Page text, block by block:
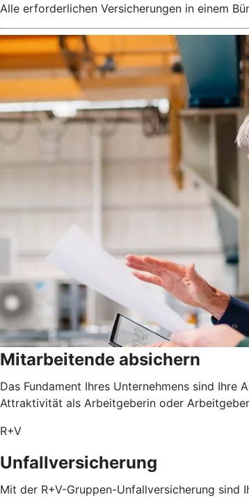
Alle erforderlichen Versicherungen in einem
Mitarbeitende absichern
Das Fundament Ihres Unternehmens sind
Attraktivität als Arbeitgeberin oder
R+V
Unfallversicherung
Mit der R+V-Gruppen-Unfallversicherung sind